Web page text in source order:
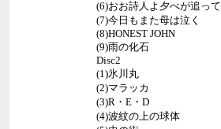
(6)おお詩人よ夕べが追って
(7)今日もまた母は泣く
(8)HONEST JOHN
(9)雨の化石
Disc2
(1)氷川丸
(2)マラッカ
(3)R・E・D
(4)波紋の上の球体